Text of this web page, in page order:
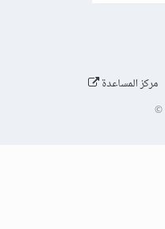
مركز المساعدة
©